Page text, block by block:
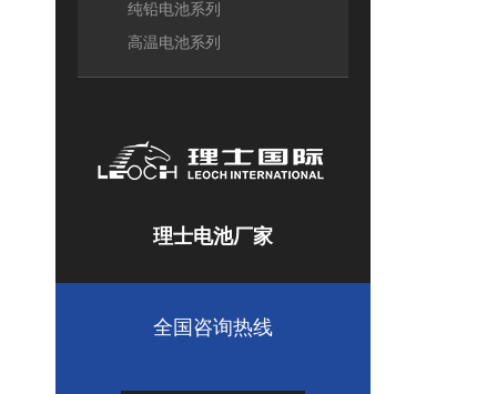
纯铅电池系列
高温电池系列
理士电池厂家
全国咨询热线